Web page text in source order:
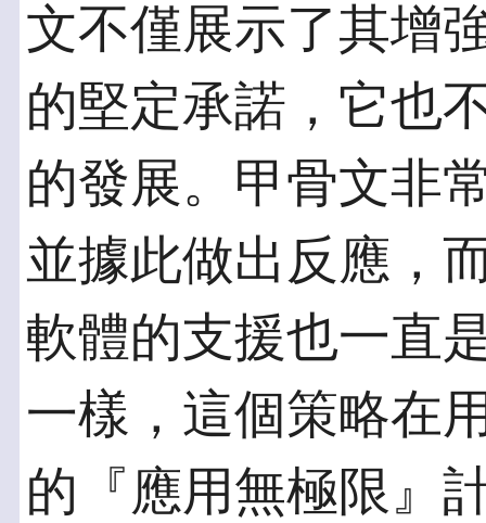
文不僅展示了其增
的堅定承諾，它也
的發展。甲骨文非
並據此做出反應，
軟體的支援也一直
一樣，這個策略在
的『應用無極限』